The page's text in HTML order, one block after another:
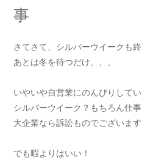
事
さてさて、シルバーウイークも
あとは冬を待つだけ、、、
いやいや自営業にのんびりして
シルバーウイーク？もちろん仕事
大企業なら訴訟ものでございます
でも暇よりはいい！